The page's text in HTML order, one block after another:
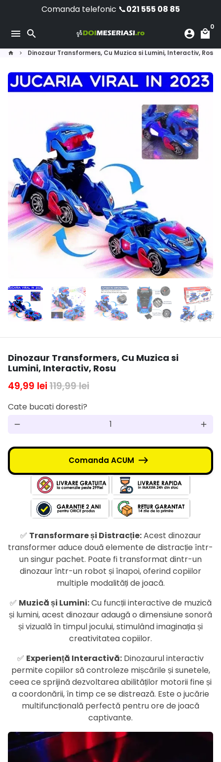
conținut
Comanda telefonic 📞021 555 08 85
menu search account_circle local_mall
0
home keyboard_arrow_right Dinozaur Transformers, Cu Muzica si Lumini, Interactiv, Rosu
Dinozaur Transformers, Cu Muzica si
Lumini, Interactiv, Rosu
49,99 lei119,99 lei
Cate bucati doresti?
remove add
Comanda ACUM
✅ Transformare și Distracție:Acest dinozaur
transformer aduce două elemente de distracție într-
un singur pachet. Poate fi transformat dintr-un
dinozaur într-un robot și înapoi, oferind copiilor
multiple modalități de joacă.
✅ Muzică și Lumini:Cu funcții interactive de muzică
și lumini, acest dinozaur adaugă o dimensiune sonoră
și vizuală în timpul jocului, stimulând imaginația și
creativitatea copiilor.
✅ Experiență Interactivă: Dinozaurul interactiv
permite copiilor să controleze mișcările și sunetele,
ceea ce sprijină dezvoltarea abilităților motorii fine și
a coordonării, în timp ce se distrează. Este o jucărie
multifuncțională perfectă pentru ore de joacă
captivante.